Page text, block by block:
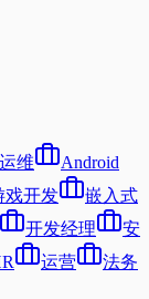
运维
Android
戏开发
嵌入式
开发经理
安
运营
法务